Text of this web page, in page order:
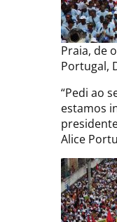
Praia, de
Portugal,
“Pedi ao
estamos
Alice